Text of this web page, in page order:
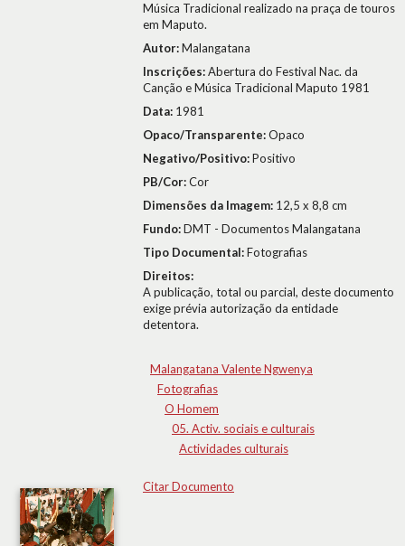
Música Tradicional realizado na praça de touros
em Maputo.
Autor:Malangatana
Inscrições:Abertura do Festival Nac. da
Canção e Música Tradicional Maputo 1981
Data: 1981
Opaco/Transparente:Opaco
Negativo/Positivo:Positivo
PB/Cor:Cor
Dimensões da Imagem: 12,5 x 8,8 cm
Fundo:DMT - Documentos Malangatana
Tipo Documental:Fotografias
Direitos:
A publicação, total ou parcial, deste documento
exige prévia autorização da entidade
detentora.
Malangatana Valente Ngwenya
Fotografias
O Homem
05. Activ. sociais e culturais
Actividades culturais
Citar Documento